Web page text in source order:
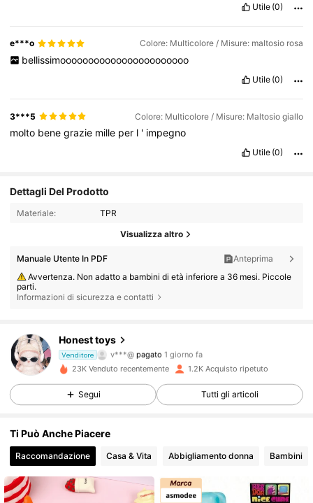
Utile (0)
e***o Colore: Multicolore / Misure: maltosio rosa
bellissimooooooooooooooooooooooo
Utile (0)
3***5 Colore: Multicolore / Misure: Maltosio giallo
molto benegrazie mille per l ' impegno
Utile (0)
Dettagli Del Prodotto
Materiale: TPR
Visualizza altro
Manuale Utente In PDF
Anteprima
Avvertenza. Non adatto a bambini di età inferiore a 36 mesi. Piccole
parti.
Informazioni di sicurezza e contatti
Honest toys
Venditore
4.68
v***@
c***2segue1 giorno fa
4.68 362 Follower
23K Venduto recentemente 1.2K Acquisto ripetuto
Segui Tutti gli articoli
Ti Può Anche Piacere
Raccomandazione Casa & Vita Abbigliamento donna Bambini